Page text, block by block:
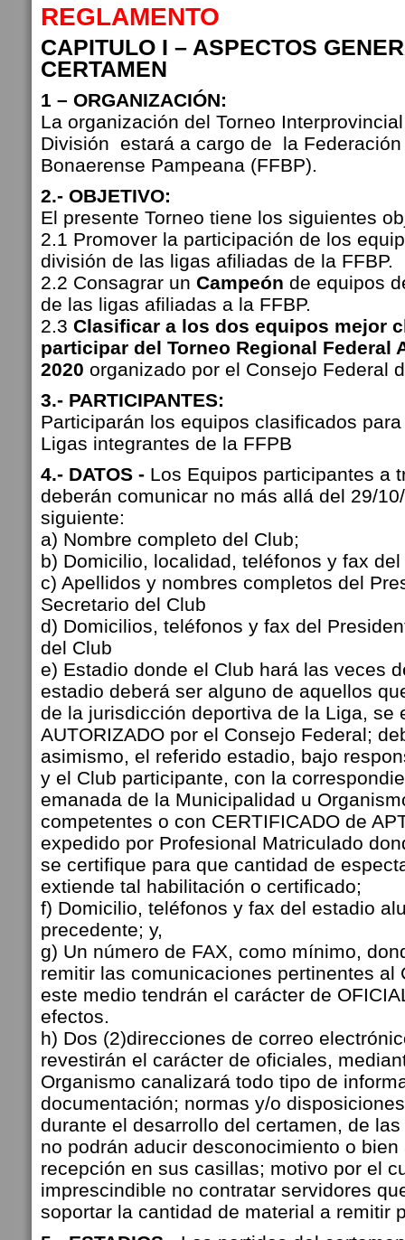
REGLAMENTO
CAPITULO I – ASPECTOS
CERTAMEN
1 – ORGANIZACIÓN:
La organización del Torneo
División estará a cargo de la Federación
Bonaerense Pampeana (FFBP).
2.- OBJETIVO:
El presente Torneo tiene los siguientes
2.1 Promover la participación de los
división de las ligas afiliadas de la FFBP.
2.2 Consagrar un Campeón de equipos
de las ligas afiliadas a la FFBP.
2.3 Clasificar a los dos equipos mejor
participar del Torneo Regional Federal
2020 organizado por el Consejo Federal
3.- PARTICIPANTES:
Participarán los equipos clasificados
Ligas integrantes de la FFPB
4.- DATOS - Los Equipos participantes a
deberán comunicar no más allá del 29/
siguiente:
a) Nombre completo del Club;
b) Domicilio, localidad, teléfonos y fax del
c) Apellidos y nombres completos del
Secretario del Club
d) Domicilios, teléfonos y fax del
del Club
e) Estadio donde el Club hará las veces
estadio deberá ser alguno de aquellos
de la jurisdicción deportiva de la Liga, se
AUTORIZADO por el Consejo Federal;
asimismo, el referido estadio, bajo
y el Club participante, con la
emanada de la Municipalidad u
competentes o con CERTIFICADO de
expedido por Profesional Matriculado
se certifique para que cantidad de
extiende tal habilitación o certificado;
f) Domicilio, teléfonos y fax del estadio
precedente; y,
g) Un número de FAX, como mínimo,
remitir las comunicaciones pertinentes al
este medio tendrán el carácter de
efectos.
h) Dos (2)direcciones de correo
revestirán el carácter de oficiales,
Organismo canalizará todo tipo de
documentación; normas y/o
durante el desarrollo del certamen, de
no podrán aducir desconocimiento o
recepción en sus casillas; motivo por el
imprescindible no contratar servidores
soportar la cantidad de material a remitir